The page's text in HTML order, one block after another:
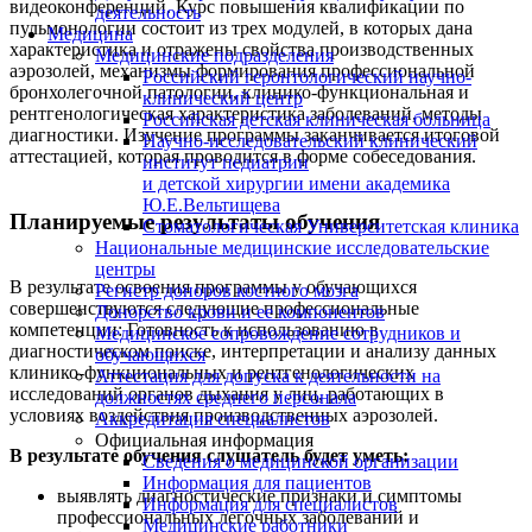
деятельность
Медицина
Медицинские подразделения
Российский геронтологический научно-
клинический центр
Российская детская клиническая больница
Научно-исследовательский клинический
институт педиатрии
и детской хирургии имени академика
Ю.Е.Вельтищева
Стоматологическая Университетская клиника
Национальные медицинские исследовательские
центры
Регистр доноров костного мозга
Донорство крови и ее компонентов
Медицинское сопровождение сотрудников и
обучающихся
Аттестация для допуска к деятельности на
должностях среднего персонала
Аккредитация специалистов
Официальная информация
Сведения о медицинской организации
Информация для пациентов
Информация для специалистов
Медицинские работники
видеоконференций. Курс повышения квалификации по
пульмонологии состоит из трех модулей, в которых дана
характеристика и отражены свойства производственных
аэрозолей, механизмы формирования профессиональной
бронхолегочной патологии, клинико-функциональная и
рентгенологическая характеристика заболеваний, методы
диагностики. Изучение программы заканчивается итоговой
аттестацией, которая проводится в форме собеседования.
Планируемые результаты обучения
В результате освоения программы у обучающихся
совершенствуются следующие профессиональные
компетенции: Готовность к использованию в
диагностическом поиске, интерпретации и анализу данных
клинико-функциональных и рентгенологических
исследований органов дыхания у лиц, работающих в
условиях воздействия производственных аэрозолей.
В результате обучения слушатель будет уметь:
выявлять диагностические признаки и симптомы
профессиональных легочных заболеваний и